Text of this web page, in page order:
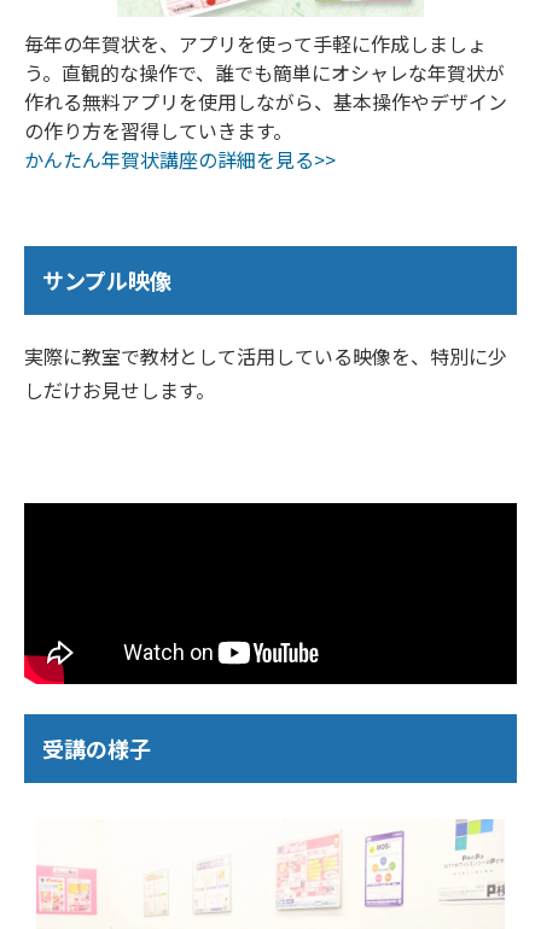
毎年の年賀状を、アプリを使って手軽に作成しましょ
う。直観的な操作で、誰でも簡単にオシャレな年賀状が
作れる無料アプリを使用しながら、基本操作やデザイン
の作り方を習得していきます。
かんたん年賀状講座の詳細を見る>>
サンプル映像
実際に教室で教材として活用している映像を、特別に少
しだけお見せします。
受講の様子